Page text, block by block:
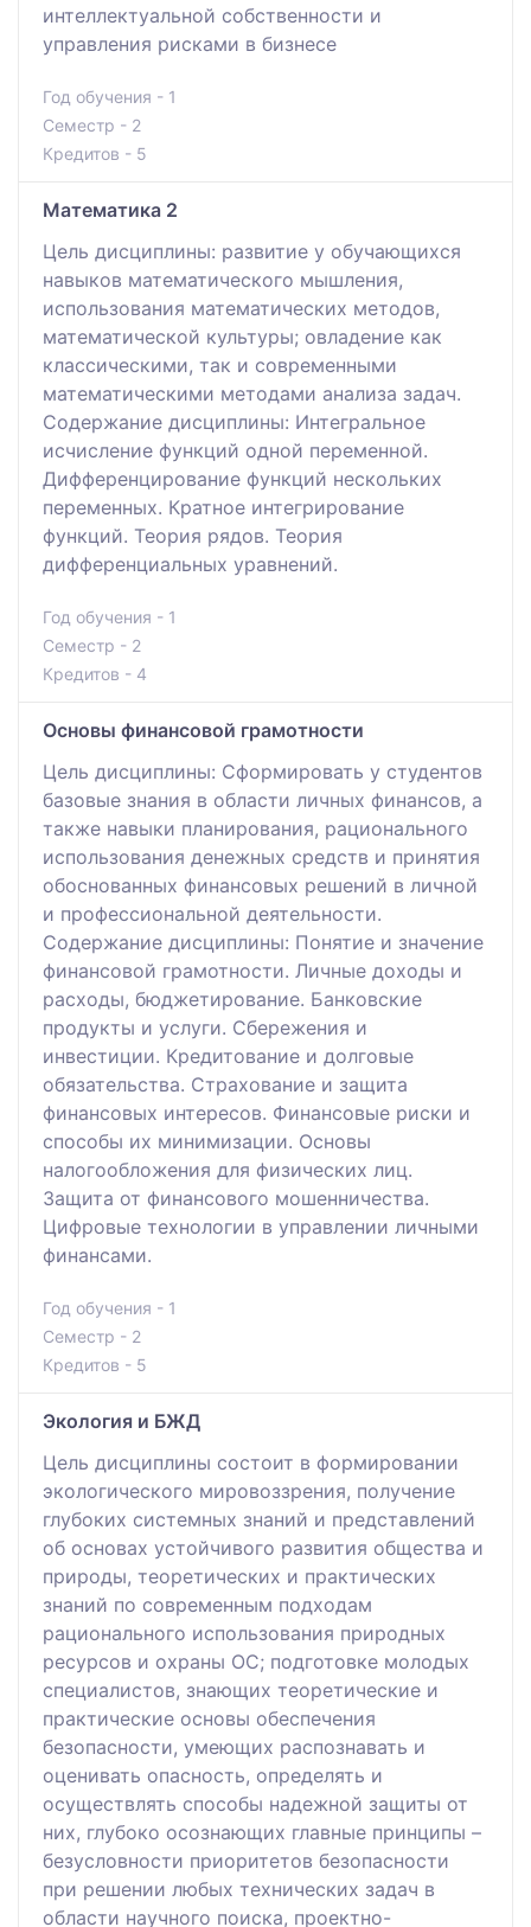
интеллектуальной собственности и
управления рисками в бизнесе
Год обучения - 1
Семестр - 2
Кредитов - 5
Математика 2
Цель дисциплины: развитие у обучающихся
навыков математического мышления,
использования математических методов,
математической культуры; овладение как
классическими, так и современными
математическими методами анализа задач.
Содержание дисциплины: Интегральное
исчисление функций одной переменной.
Дифференцирование функций нескольких
переменных. Кратное интегрирование
функций. Теория рядов. Теория
дифференциальных уравнений.
Год обучения - 1
Семестр - 2
Кредитов - 4
Основы финансовой грамотности
Цель дисциплины: Сформировать у студентов
базовые знания в области личных финансов, а
также навыки планирования, рационального
использования денежных средств и принятия
обоснованных финансовых решений в личной
и профессиональной деятельности.
Содержание дисциплины: Понятие и значение
финансовой грамотности. Личные доходы и
расходы, бюджетирование. Банковские
продукты и услуги. Сбережения и
инвестиции. Кредитование и долговые
обязательства. Страхование и защита
финансовых интересов. Финансовые риски и
способы их минимизации. Основы
налогообложения для физических лиц.
Защита от финансового мошенничества.
Цифровые технологии в управлении личными
финансами.
Год обучения - 1
Семестр - 2
Кредитов - 5
Экология и БЖД
Цель дисциплины состоит в формировании
экологического мировоззрения, получение
глубоких системных знаний и представлений
об основах устойчивого развития общества и
природы, теоретических и практических
знаний по современным подходам
рационального использования природных
ресурсов и охраны ОС; подготовке молодых
специалистов, знающих теоретические и
практические основы обеспечения
безопасности, умеющих распознавать и
оценивать опасность, определять и
осуществлять способы надежной защиты от
них, глубоко осознающих главные принципы –
безусловности приоритетов безопасности
при решении любых технических задач в
области научного поиска, проектно-